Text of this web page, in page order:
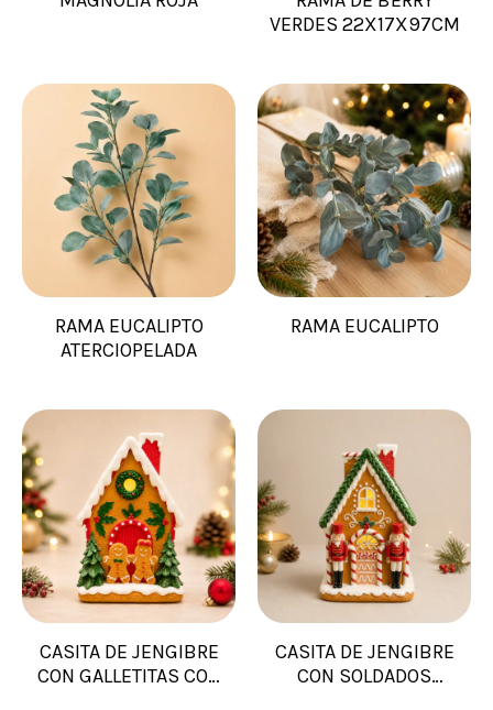
VERDES 22X17X97CM
RAMA EUCALIPTO
ATERCIOPELADA
RAMA EUCALIPTO
CASITA DE JENGIBRE
CON GALLETITAS CON
CASITA DE JENGIBRE
CON SOLDADOS